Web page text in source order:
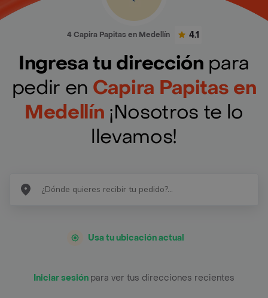
4 Capira Papitas en Medellín 4.1
Ingresa tu dirección para
pedir en Capira Papitas en
Medellín ¡Nosotros te lo
llevamos!
Usa tu ubicación actual
Iniciar sesión para ver tus direcciones recientes